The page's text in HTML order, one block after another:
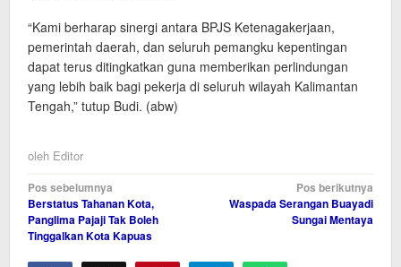
“Kami berharap sinergi antara BPJS Ketenagakerjaan,
pemerintah daerah, dan seluruh pemangku kepentingan
dapat terus ditingkatkan guna memberikan perlindungan
yang lebih baik bagi pekerja di seluruh wilayah Kalimantan
Tengah,” tutup Budi. (abw)
oleh Editor
Navigasi
pos
Pos sebelumnya
Berstatus Tahanan Kota,
Panglima Pajaji Tak Boleh
Tinggalkan Kota Kapuas
Pos berikutnya
Waspada Serangan Buayadi
Sungai Mentaya